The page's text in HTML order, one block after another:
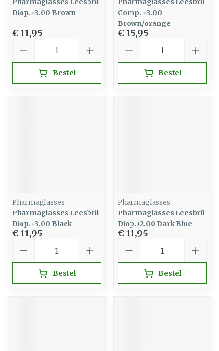
Pharmaglasses Leesbril
Diop.+3.00 Brown
€ 11,95
Bestel
Pharmaglasses Leesbril
Comp. +3.00
Brown/orange
€ 15,95
Bestel
Pharmaglasses
Pharmaglasses Leesbril
Diop.+3.00 Black
€ 11,95
Bestel
Pharmaglasses
Pharmaglasses Leesbril
Diop.+2.00 Dark Blue
€ 11,95
Bestel